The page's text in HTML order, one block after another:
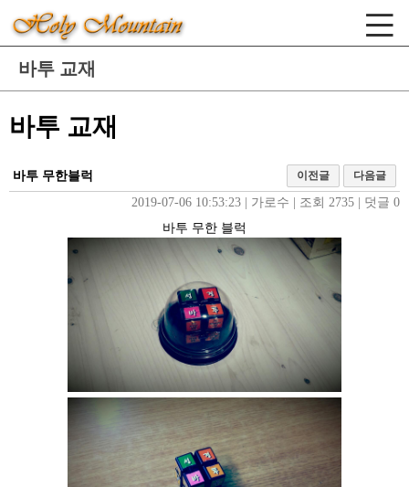
바투 교재
바투 교재
이전글 다음글
바투 무한블럭
2019-07-06 10:53:23
가로수 조회 2735
덧글 0
바투 무한 블럭